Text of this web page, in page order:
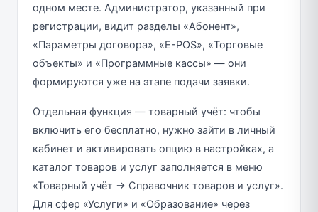
одном месте. Администратор, указанный при
регистрации, видит разделы «Абонент»,
«Параметры договора», «E-POS», «Торговые
объекты» и «Программные кассы» — они
формируются уже на этапе подачи заявки.
Отдельная функция — товарный учёт: чтобы
включить его бесплатно, нужно зайти в личный
кабинет и активировать опцию в настройках, а
каталог товаров и услуг заполняется в меню
«Товарный учёт → Справочник товаров и услуг».
Для сфер «Услуги» и «Образование» через